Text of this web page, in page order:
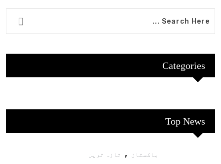
Categories
Top News
پاکستان , تازہ ترین